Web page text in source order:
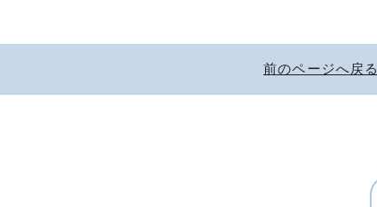
前のページへ戻る